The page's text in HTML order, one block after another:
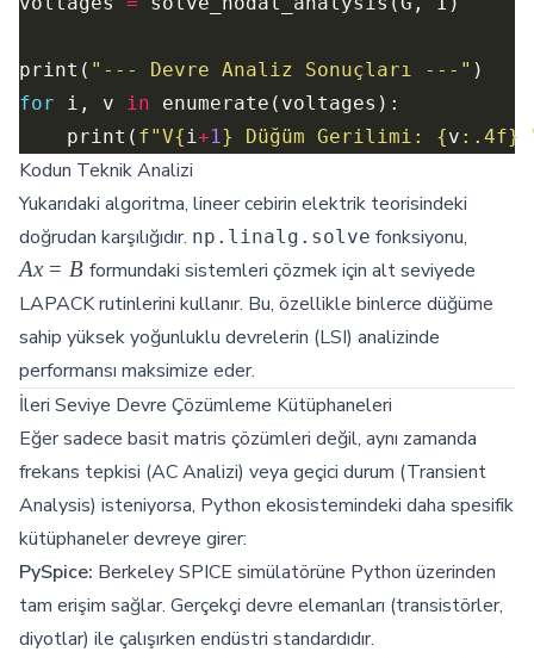
print( "--- Devre Analiz Sonuçları ---"
for i, v in
    print(
f"V{i+1} Düğüm Gerilimi: {v : .4f}
Kodun Teknik Analizi
Yukarıdaki algoritma, lineer cebirin elektrik teorisindeki
doğrudan karşılığıdır. np.linalg.solve fonksiyonu,
=
Ax = B formundaki sistemleri çözmek için alt seviyede
LAPACK rutinlerini kullanır. Bu, özellikle binlerce düğüme
sahip yüksek yoğunluklu devrelerin (LSI) analizinde
performansı maksimize eder.
İleri Seviye Devre Çözümleme Kütüphaneleri
Eğer sadece basit matris çözümleri değil, aynı zamanda
frekans tepkisi (AC Analizi) veya geçici durum (Transient
Analysis) isteniyorsa, Python ekosistemindeki daha spesifik
kütüphaneler devreye girer:
PySpice: Berkeley SPICE simülatörüne Python üzerinden
tam erişim sağlar. Gerçekçi devre elemanları (transistörler,
diyotlar) ile çalışırken endüstri standardıdır.